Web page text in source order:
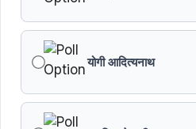
योगी आदित्यनाथ